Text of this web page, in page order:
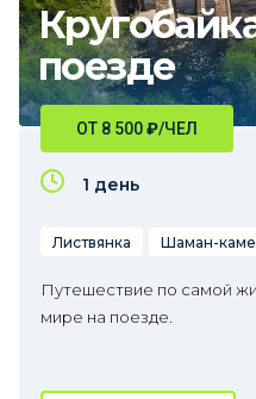
поезде
ОТ 8 500₽/ЧЕЛ
1 день
Листвянка Шаман-
Путешествие по самой
мире на поезде.